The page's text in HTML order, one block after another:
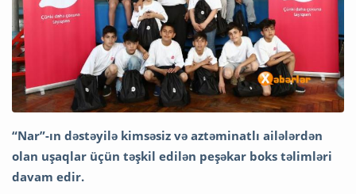
“Nar”-ın dəstəyilə kimsəsiz və aztəminatlı ailələrdən
olan uşaqlar üçün təşkil edilən peşəkar boks təlimləri
davam edir.